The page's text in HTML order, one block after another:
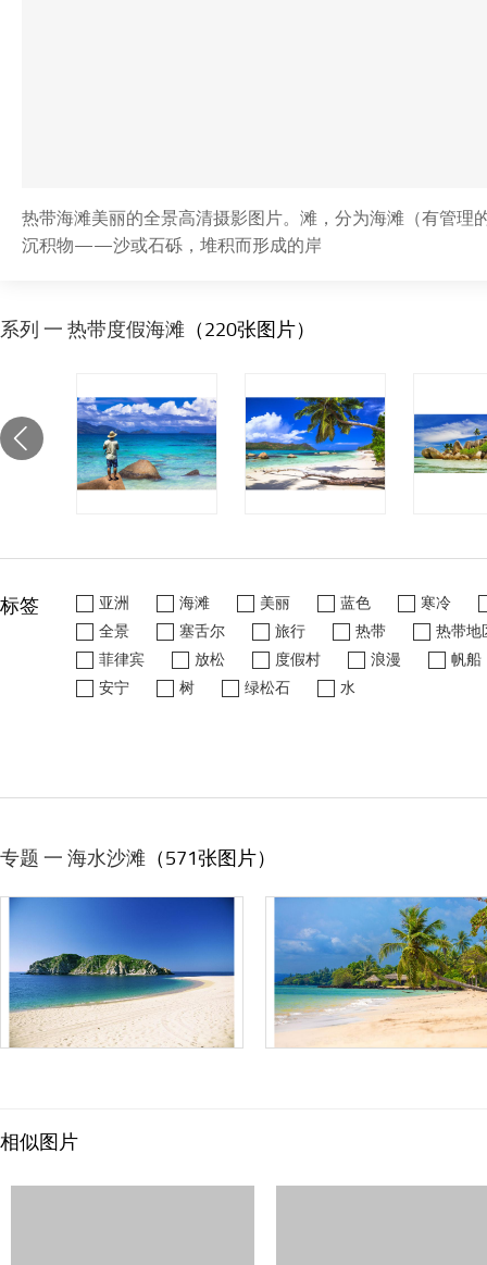
热带海滩美丽的全景高清摄影图片。滩，分为海滩（有管
沉积物——沙或石砾，堆积而形成的岸
系列 一 热带度假海滩 （220张图片）
标签 亚洲 海滩 美丽 蓝色
寒冷
全景
塞舌尔 旅行 热带
热带地
菲律宾
放松 度假村 浪漫
帆船
安宁
树 绿松石 水
专题 一 海水沙滩 （571张图片）
相似图片